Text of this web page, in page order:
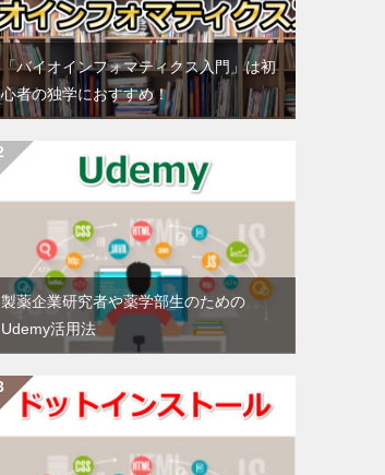
「バイオインフォマティクス入門」は初
心者の独学におすすめ！
製薬企業研究者や薬学部生のための
Udemy活用法